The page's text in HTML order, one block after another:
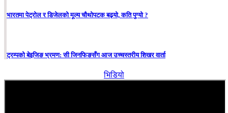
भारतमा पेट्रोल र डिजेलको मूल्य चौथोपटक बढ्यो, कति पुग्यो ?
ट्रम्पको बेइजिङ भ्रमण: सी जिनफिङसँग आज उच्चस्तरीय शिखर वार्ता
भिडियो